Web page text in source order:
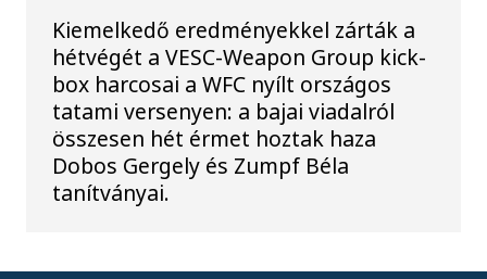
Kiemelkedő eredményekkel zárták a
hétvégét a VESC-Weapon Group kick-
box harcosai a WFC nyílt országos
tatami versenyen: a bajai viadalról
összesen hét érmet hoztak haza
Dobos Gergely és Zumpf Béla
tanítványai.